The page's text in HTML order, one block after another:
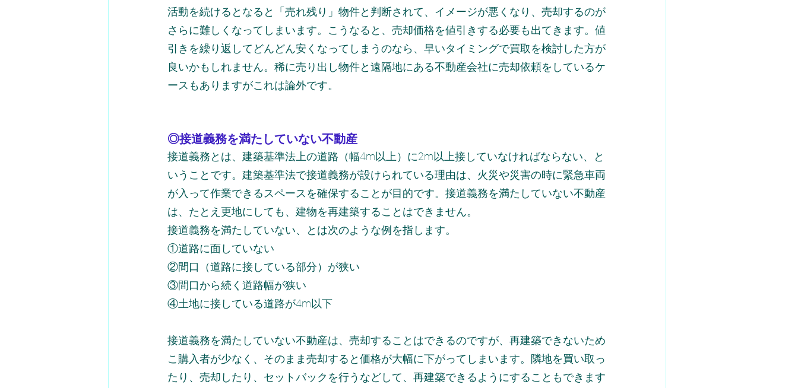
活動を続けるとなると「売れ残り」物件と判断されて、イメージが悪くなり、売却するのが
さらに難しくなってしまいます。こうなると、売却価格を値引きする必要も出てきます。値
引きを繰り返してどんどん安くなってしまうのなら、早いタイミングで買取を検討した方が
良いかもしれません。稀に売り出し物件と遠隔地にある不動産会社に売却依頼をしているケ
ースもありますがこれは論外です。
◎接道義務を満たしていない不動産
接道義務とは、建築基準法上の道路（幅4m以上）に2m以上接していなければならない、と
いうことです。建築基準法で接道義務が設けられている理由は、火災や災害の時に緊急車両
が入って作業できるスペースを確保することが目的です。接道義務を満たしていない不動産
は、たとえ更地にしても、建物を再建築することはできません。
接道義務を満たしていない、とは次のような例を指します。
①道路に面していない
②間口（道路に接している部分）が狭い
③間口から続く道路幅が狭い
④土地に接している道路が4m以下
接道義務を満たしていない不動産は、売却することはできるのですが、再建築できないため
こ購入者が少なく、そのまま売却すると価格が大幅に下がってしまいます。隣地を買い取っ
たり、売却したり、セットバックを行うなどして、再建築できるようにすることもできます